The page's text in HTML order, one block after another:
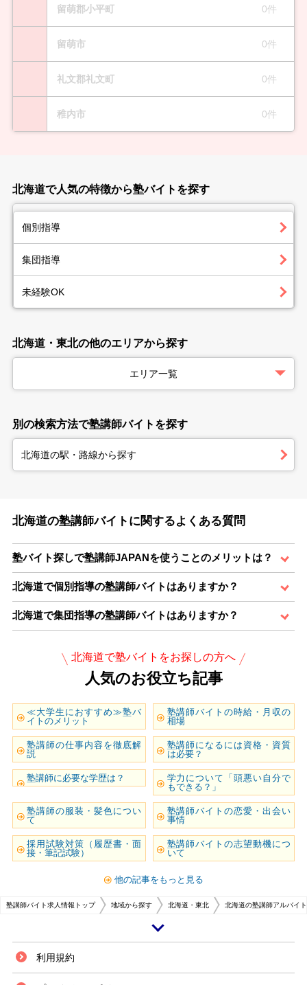
留萌郡小平町 0件
留萌市 0件
礼文郡礼文町 0件
稚内市 0件
北海道で人気の特徴から塾バイトを探す
個別指導
集団指導
未経験OK
北海道・東北の他のエリアから探す
エリア一覧
別の検索方法で塾講師バイトを探す
北海道の駅・路線から探す
北海道の塾講師バイトに関するよくある質問
塾バイト探しで塾講師JAPANを使うことのメリットは？
北海道で個別指導の塾講師バイトはありますか？
北海道で集団指導の塾講師バイトはありますか？
北海道で塾バイトをお探しの方へ
人気のお役立ち記事
≪大学生におすすめ≫塾バ
イトのメリット
塾講師バイトの時給・月収の
相場
塾講師の仕事内容を徹底解
説
塾講師になるには資格・資質
は必要？
塾講師に必要な学歴は？
学力について「頭悪い自分で
もできる？」
塾講師の服装・髪色につい
て
塾講師バイトの恋愛・出会い
事情
採用試験対策（履歴書・面
接・筆記試験）
塾講師バイトの志望動機につ
いて
他の記事をもっと見る
塾講師バイト求人情報トップ 地域から探す 北海道・東北 北海道の塾講師アルバイト
北海道について北海道の紹介北海道は、人口530万人程度で県庁所在地は札
駅周辺には人気のお店がたくさんそろっています。また、毎年恒例の雪まつ
利用規約